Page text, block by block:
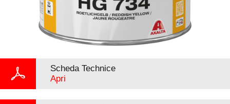
Scheda Technice
Apri